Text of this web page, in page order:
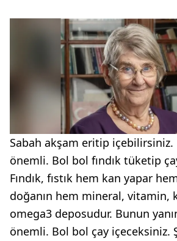
Sabah akşam eritip içebilirsiniz.
önemli. Bol bol fındık tüketip
Fındık, fıstık hem kan yapar hem
doğanın hem mineral, vitamin,
omega3 deposudur. Bunun
önemli. Bol bol çay içeceksiniz.